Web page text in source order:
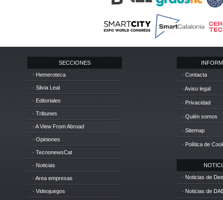
SECCIONES
· Hemeroteca
· Silvia Leal
· Editoriales
· Tribunes
· A View From Abroad
· Opiniones
· TecnonewsCat
· Noticias
· Area empresas
· Videojuegos
· Contacta
· Aviso legal
· Privacidad
· Quién somos
· Sitemap
· Política de
· Noticias de
· Noticias de